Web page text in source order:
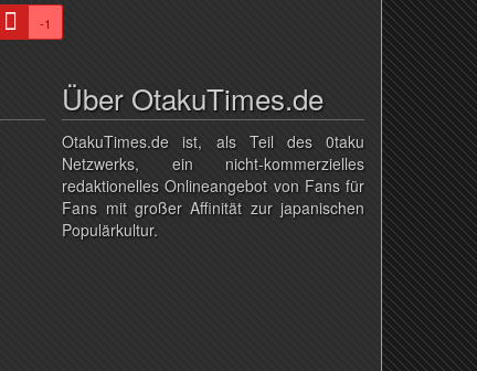
-1
Über OtakuTimes.de
OtakuTimes.de ist, als Teil des 0taku
Netzwerks, ein nicht-kommerzielles
redaktionelles Onlineangebot von Fans für
Fans mit großer Affinität zur japanischen
Populärkultur.